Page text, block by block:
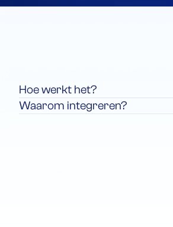
Hoe werkt het?
Waarom integreren?